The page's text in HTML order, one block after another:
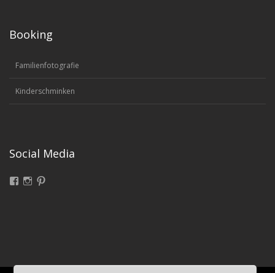
Booking
Familienfotografie
Kinderschminken
Social Media
FacebookInstagram